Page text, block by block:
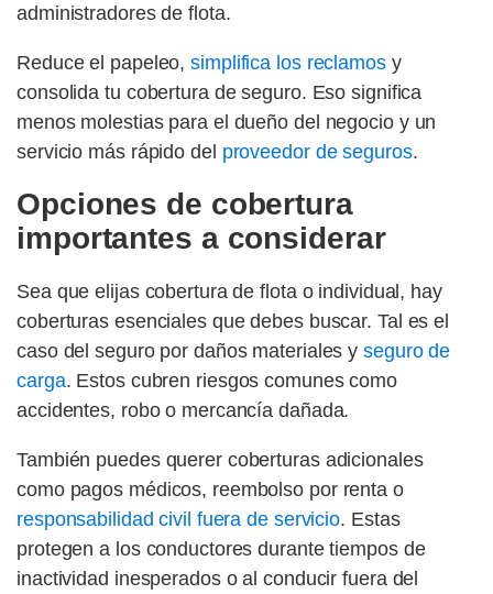
administradores de flota.
Reduce el papeleo,simplifica los reclamosy
consolida tu cobertura de seguro. Eso significa
menos molestias para el dueño del negocio y un
servicio más rápido del proveedor de seguros.
Opciones de cobertura
importantes a considerar
Sea que elijas cobertura de flota o individual, hay
coberturas esenciales que debes buscar. Tal es el
caso del seguro por daños materiales yseguro de
carga. Estos cubren riesgos comunes como
accidentes, robo o mercancía dañada.
También puedes querer coberturas adicionales
como pagos médicos, reembolso por renta o
responsabilidad civil fuera de servicio. Estas
protegen a los conductores durante tiempos de
inactividad inesperados o al conducir fuera del